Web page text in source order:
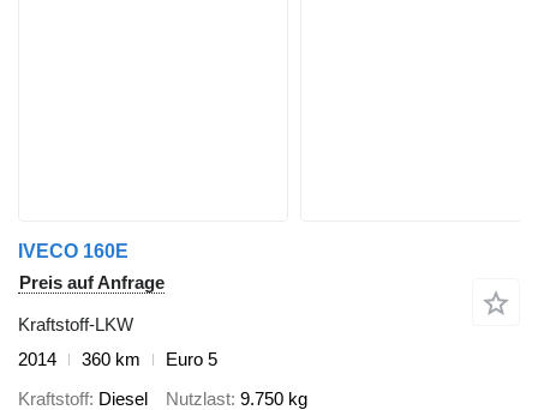
IVECO 160E
Preis auf Anfrage
Kraftstoff-LKW
2014
360 km
Euro 5
Kraftstoff Diesel Nutzlast 9.750 kg